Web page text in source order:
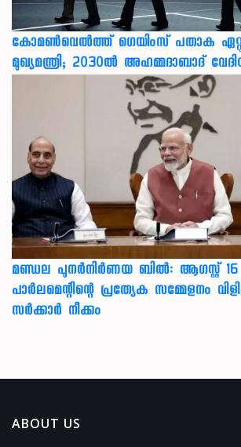
കോമൺവെൽത്ത് ഗെയിംസ് പതാക
മുഖ്യമന്ത്രി; 2030ൽ അഹമ്മദാബാദ്
മണ്ഡല പുനർനിർണയ ബിൽ: ആഗസ്റ്റ്
പാർലമെന്റിന്റെ പ്രത്യേക സമ്മേളനം
സർക്കാർ നീക്കം
ABOUT US